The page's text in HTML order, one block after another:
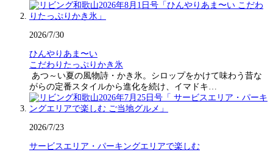
2026/7/30
ひんやりあま〜い
こだわりたっぷりかき氷
あつ～い夏の風物詩・かき氷。シロップをかけて味わう昔な
がらの定番スタイルから進化を続け、イマドキ…
2026/7/23
サービスエリア・パーキングエリアで楽しむ